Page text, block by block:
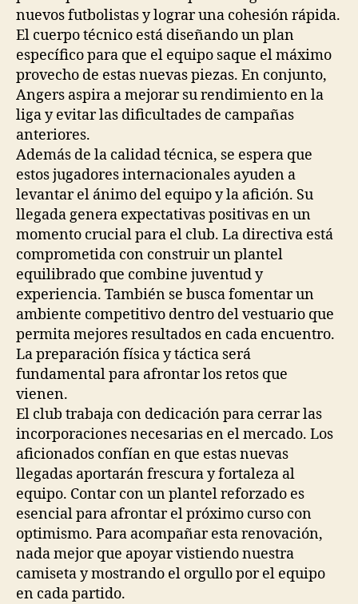
nuevos futbolistas y lograr una cohesión rápida.
El cuerpo técnico está diseñando un plan
específico para que el equipo saque el máximo
provecho de estas nuevas piezas. En conjunto,
Angers aspira a mejorar su rendimiento en la
liga y evitar las dificultades de campañas
anteriores.
Además de la calidad técnica, se espera que
estos jugadores internacionales ayuden a
levantar el ánimo del equipo y la afición. Su
llegada genera expectativas positivas en un
momento crucial para el club. La directiva está
comprometida con construir un plantel
equilibrado que combine juventud y
experiencia. También se busca fomentar un
ambiente competitivo dentro del vestuario que
permita mejores resultados en cada encuentro.
La preparación física y táctica será
fundamental para afrontar los retos que
vienen.
El club trabaja con dedicación para cerrar las
incorporaciones necesarias en el mercado. Los
aficionados confían en que estas nuevas
llegadas aportarán frescura y fortaleza al
equipo. Contar con un plantel reforzado es
esencial para afrontar el próximo curso con
optimismo. Para acompañar esta renovación,
nada mejor que apoyar vistiendo nuestra
camiseta y mostrando el orgullo por el equipo
en cada partido.